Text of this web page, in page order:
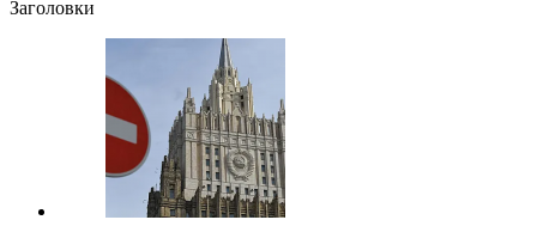
Заголовки